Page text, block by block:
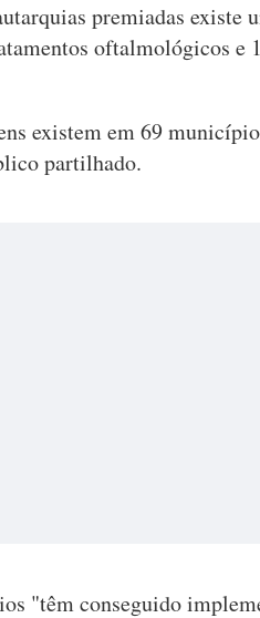
premiadas existe
oftalmológicos e
existem em 69
partilhado.
"têm conseguido